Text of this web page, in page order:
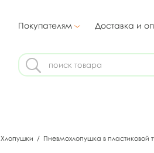
Покупателям Доставка и
Хлопушки / Пневмохлопушка в